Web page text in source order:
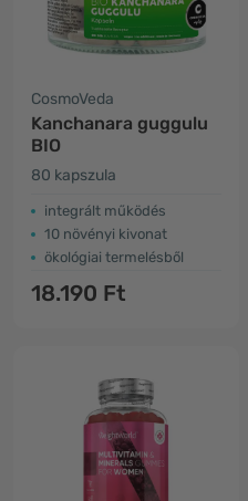
CosmoVeda
Kanchanara guggulu
BIO
80 kapszula
integrált működés
10 növényi kivonat
ökológiai termelésből
18.190 Ft